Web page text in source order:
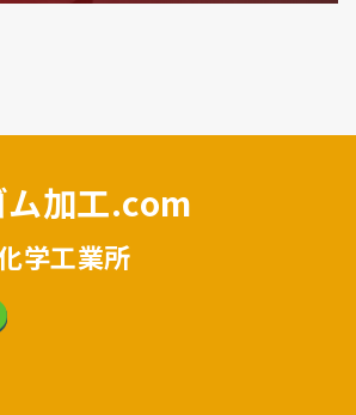
ム加工.com
学工業所